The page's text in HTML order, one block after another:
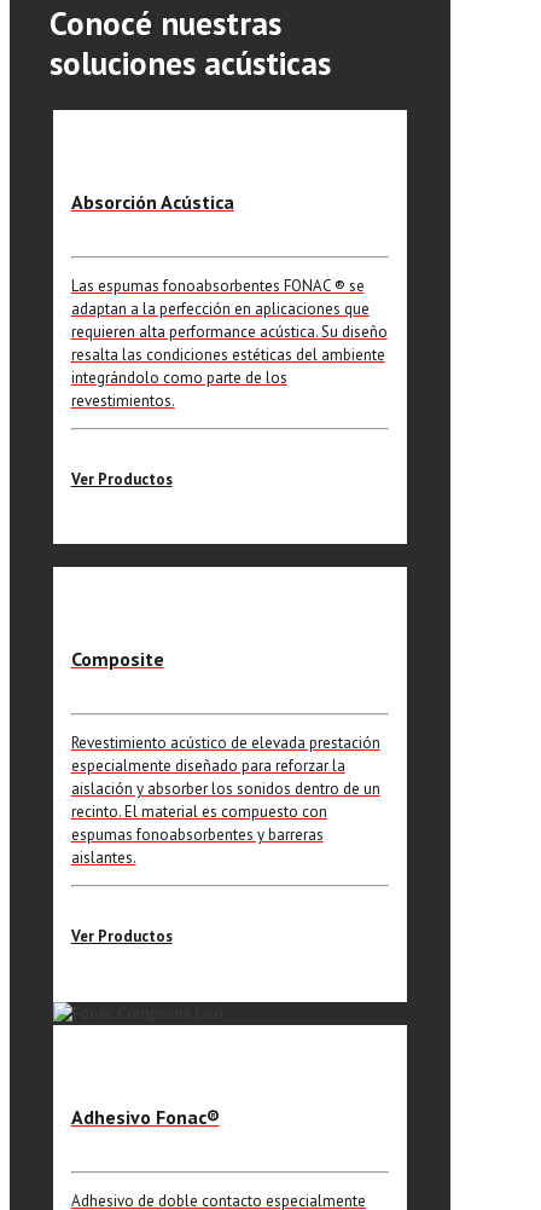
Conocé nuestras
soluciones acústicas
Absorción Acústica
Las espumas fonoabsorbentes FONAC ®️ se
adaptan a la perfección en aplicaciones que
requieren alta performance acústica. Su diseño
resalta las condiciones estéticas del ambiente
integrándolo como parte de los
revestimientos.
Ver Productos
Composite
Revestimiento acústico de elevada prestación
especialmente diseñado para reforzar la
aislación y absorber los sonidos dentro de un
recinto. El material es compuesto con
espumas fonoabsorbentes y barreras
aislantes.
Ver Productos
Adhesivo Fonac®️
Adhesivo de doble contacto especialmente